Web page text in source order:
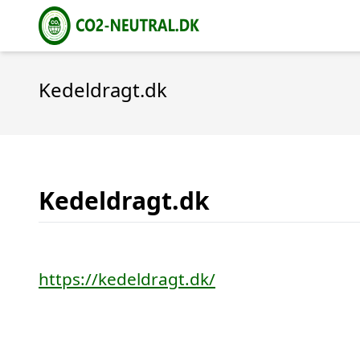
Kedeldragt.dk
Kedeldragt.dk
https://kedeldragt.dk/